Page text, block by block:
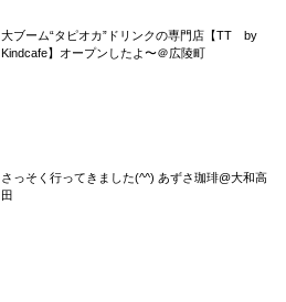
大ブーム“タピオカ”ドリンクの専門店【TT by
Kindcafe】オープンしたよ〜＠広陵町
さっそく行ってきました(^^) あずさ珈琲@大和高
田